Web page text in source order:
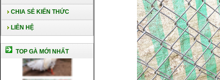
CHIA SẺ KIẾN THỨC
LIÊN HỆ
TOP GÀ MỚI NHẤT